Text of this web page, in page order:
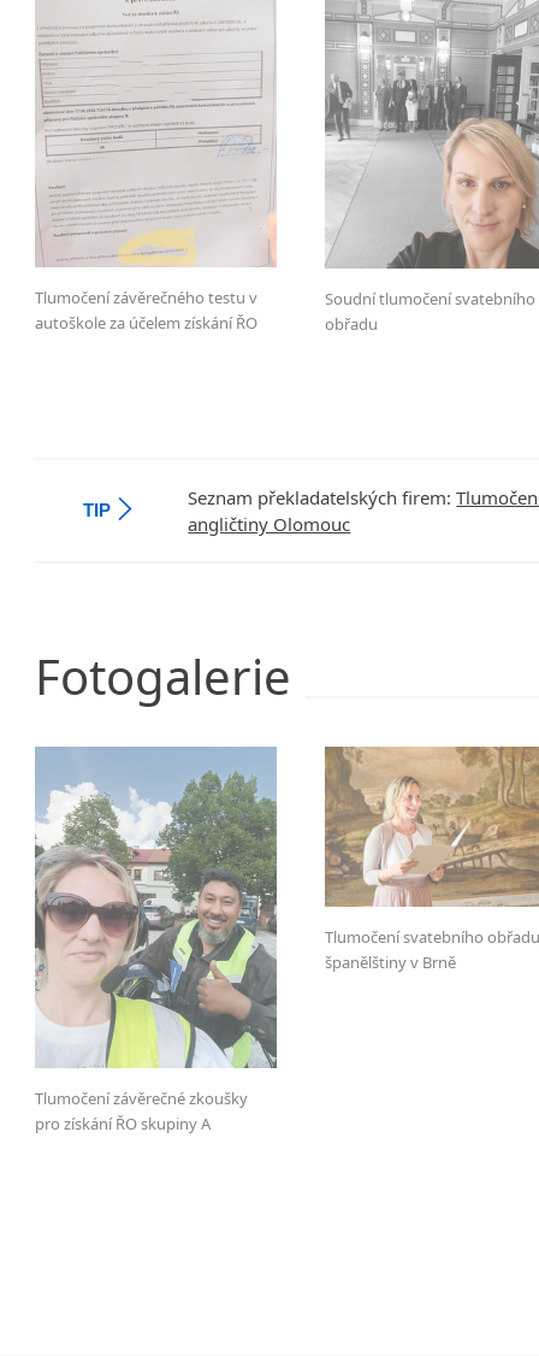
Tlumočení závěrečného testu v
autoškole za účelem získání ŘO
Soudní tlumočení svatebního
obřadu
TIP
Seznam překladatelských firem:
angličtiny Olomouc
Fotogalerie
Tlumočení závěrečné zkoušky
pro získání ŘO skupiny A
Tlumočení svatebního
španělštiny v Brně